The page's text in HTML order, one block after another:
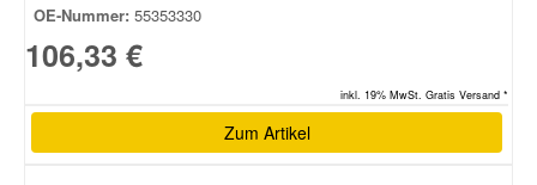
OE-Nummer: 55353330
106,33 €
inkl. 19% MwSt. Gratis Versand *
Zum Artikel